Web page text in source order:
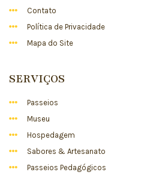
Contato
Política de Privacidade
Mapa do Site
SERVIÇOS
Passeios
Museu
Hospedagem
Sabores & Artesanato
Passeios Pedagógicos